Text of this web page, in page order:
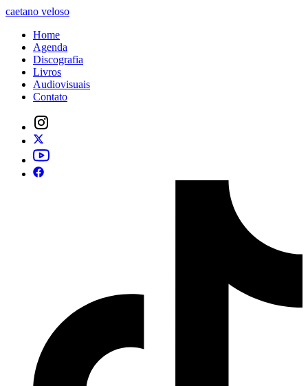
caetano veloso
Home
Agenda
Discografia
Livros
Audiovisuais
Contato